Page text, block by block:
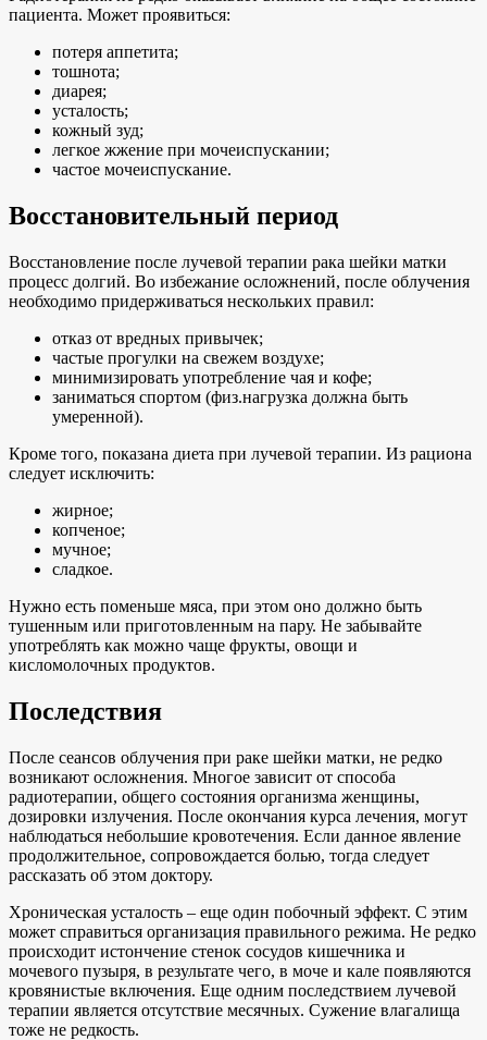
пациента. Может проявиться:
потеря аппетита;
тошнота;
диарея;
усталость;
кожный зуд;
легкое жжение при мочеиспускании;
частое мочеиспускание.
Восстановительный период
Восстановление после лучевой терапии рака шейки матки
процесс долгий. Во избежание осложнений, после облучения
необходимо придерживаться нескольких правил:
отказ от вредных привычек;
частые прогулки на свежем воздухе;
минимизировать употребление чая и кофе;
заниматься спортом (физ.нагрузка должна быть
умеренной).
Кроме того, показана диета при лучевой терапии. Из рациона
следует исключить:
жирное;
копченое;
мучное;
сладкое.
Нужно есть поменьше мяса, при этом оно должно быть
тушенным или приготовленным на пару. Не забывайте
употреблять как можно чаще фрукты, овощи и
кисломолочных продуктов.
Последствия
После сеансов облучения при раке шейки матки, не редко
возникают осложнения. Многое зависит от способа
радиотерапии, общего состояния организма женщины,
дозировки излучения. После окончания курса лечения, могут
наблюдаться небольшие кровотечения. Если данное явление
продолжительное, сопровождается болью, тогда следует
рассказать об этом доктору.
Хроническая усталость – еще один побочный эффект. С этим
может справиться организация правильного режима. Не редко
происходит истончение стенок сосудов кишечника и
мочевого пузыря, в результате чего, в моче и кале появляются
кровянистые включения. Еще одним последствием лучевой
терапии является отсутствие месячных. Сужение влагалища
тоже не редкость.